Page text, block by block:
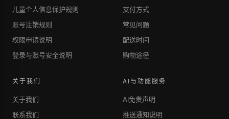
儿童个人信息保护规则
账号注销规则
权限申请说明
登录与账号安全说明
支付方式
常见问题
配送时间
购物途径
关于我们
关于我们
联系我们
AI与功能服务
AI免责声明
推送通知说明